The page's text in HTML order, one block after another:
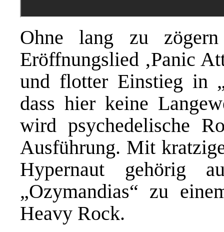
Ohne lang zu
Eröffnungslied ‚Panic
und flotter Einstieg in
dass hier keine
wird psychedelische
Ausführung. Mit
Hypernaut gehörig
„Ozymandias“ zu
Heavy Rock.